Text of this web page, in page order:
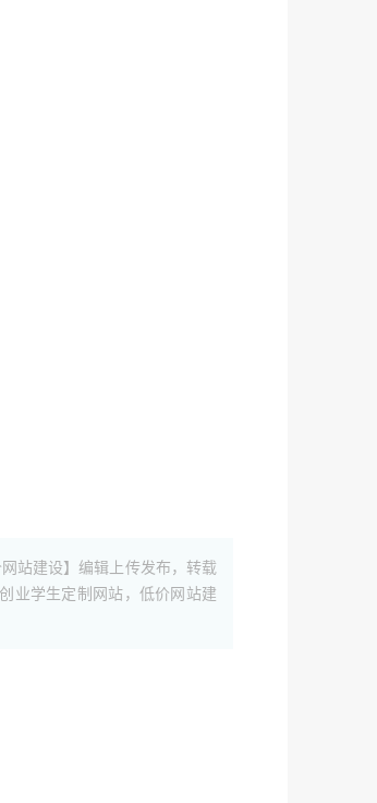
站建设】编辑上传发布，转载
业学生定制网站，低价网站建